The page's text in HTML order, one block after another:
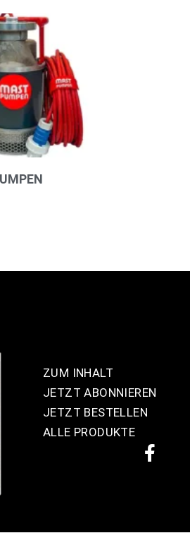
ZUM INHALT
JETZT ABONNIEREN
JETZT BESTELLEN
ALLE PRODUKTE